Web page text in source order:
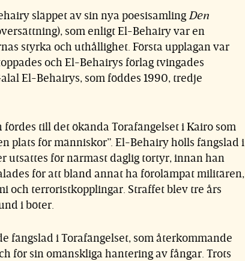
släppet av sin nya poesisamlingDen
som enligt El-Behairy var en
styrka och uthållighet. Första upplagan var
och El-Behairys förlag tvingades
El-Behairys, som föddes 1990, tredje
fördes till det ökända Torafängelset i Kairo som
plats för människor”. El-Behairy hölls fängslad i
utsattes för närmast daglig tortyr, innan han
för att bland annat ha förolämpat militären,
och terroristkopplingar. Straffet blev tre års
i böter.
fängslad i Torafängelset, som återkommande
för sin omänskliga hantering av fångar. Trots